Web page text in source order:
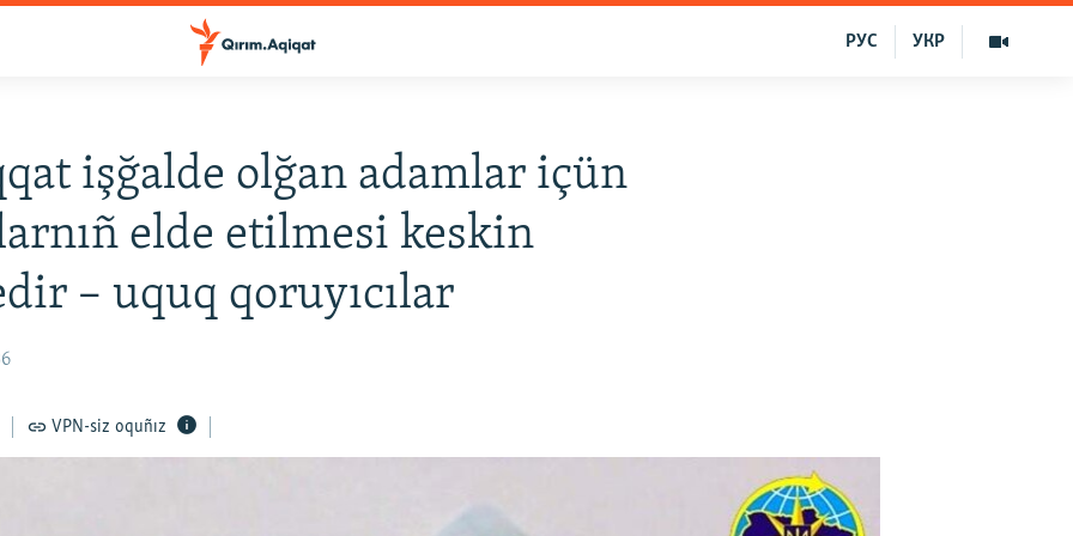
УКР
РУС
işğalde olğan adamlar içün
elde etilmesi keskin
– uquq qoruyıcılar
VPN-siz oquñız